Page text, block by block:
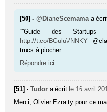
[50] -@DianeScemama a
“”Guide des
http://t.co/BGuluVNNKY
trucs à piocher
Répondre ici
[51] -Tudor a écrit le 16 avril
Merci, Olivier Ezratty pour ce